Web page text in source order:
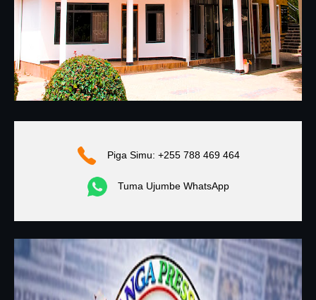
Piga Simu: +255 788 469 464
Tuma Ujumbe WhatsApp